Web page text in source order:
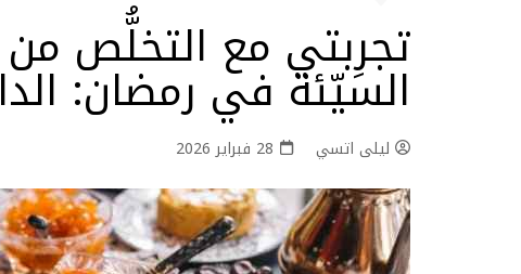
تجرِبتي مع التخلُّص من
السيّئة في رمضان:
ليلى اتسي 28 فبراير 2026